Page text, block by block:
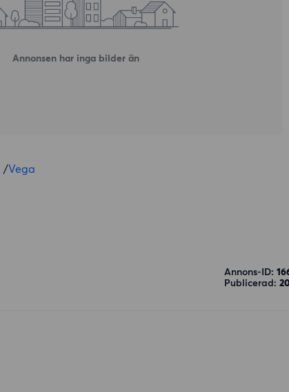
Annonsen har inga bilder än
/Vega
Annons-ID:
Publicerad: